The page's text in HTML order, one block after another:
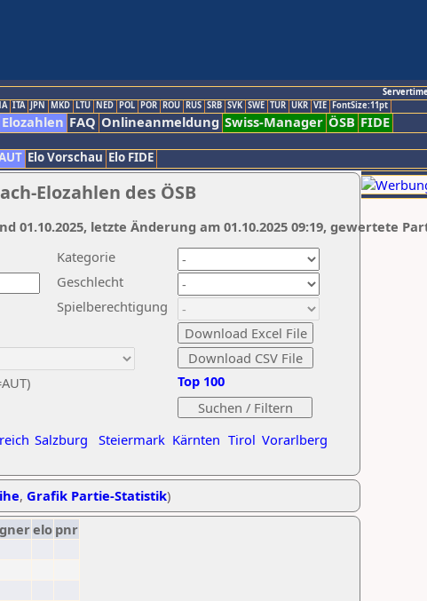
Servertime
ITA JPN MKD LTU NED POL POR ROU RUS SRB SVK SWE TUR UKR VIE FontSize:11pt
Elozahlen FAQ Onlineanmeldung Swiss-Manager ÖSB FIDE
Elo Vorschau Elo FIDE
Elozahlen des ÖSB
Kategorie
Geschlecht
Spielberechtigung
Salzburg Steiermark Kärnten Tirol Vorarlberg
Top 100
01.10.2025, letzte Änderung am 01.10.2025 09:19, gewertete
, Grafik Partie-Statistik)
elo pnr